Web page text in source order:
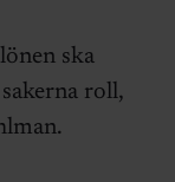
ska
roll,